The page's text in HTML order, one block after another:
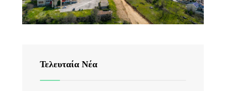
Τελευταία Νέα